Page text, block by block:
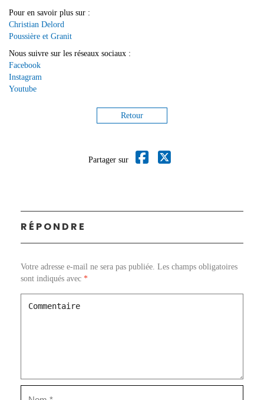
Pour en savoir plus sur :
Christian Delord
Poussière et Granit
Nous suivre sur les réseaux sociaux :
Facebook
Instagram
Youtube
Retour
Partager sur
RÉPONDRE
Votre adresse e-mail ne sera pas publiée. Les champs obligatoires
sont indiqués avec *